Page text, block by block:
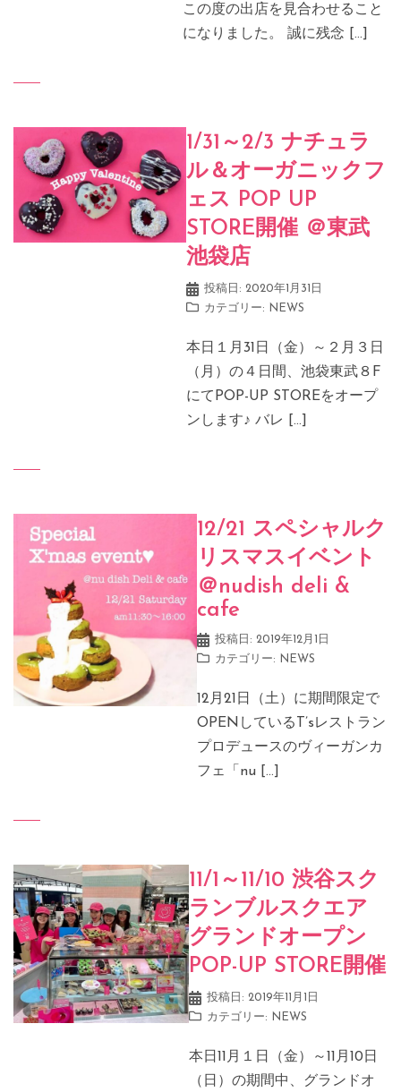
この度の出店を見合わせること
になりました。 誠に残念 […]
1/31～2/3 ナチュラ
ル＆オーガニックフ
ェス POP UP
STORE開催 ＠東武
池袋店
投稿日: 2020年1月31日
カテゴリー:
NEWS
本日１月31日（金）～２月３日
（月）の４日間、池袋東武８F
にてPOP-UP STOREをオープ
ンします♪ バレ […]
12/21 スペシャルク
リスマスイベント
＠nudish deli &
cafe
投稿日: 2019年12月1日
カテゴリー:
NEWS
12月21日（土）に期間限定で
OPENしているT’sレストラン
プロデュースのヴィーガンカ
フェ「nu […]
11/1～11/10 渋谷スク
ランブルスクエア
グランドオープン
POP-UP STORE開催
投稿日: 2019年11月1日
カテゴリー:
NEWS
本日11月１日（金）～11月10日
（日）の期間中、グランドオ